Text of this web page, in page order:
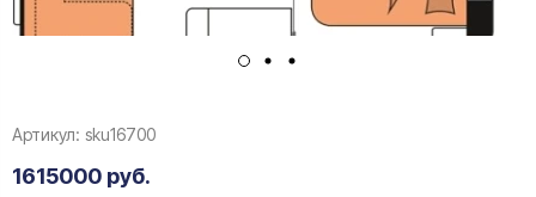
Артикул: sku16700
1615000 руб.